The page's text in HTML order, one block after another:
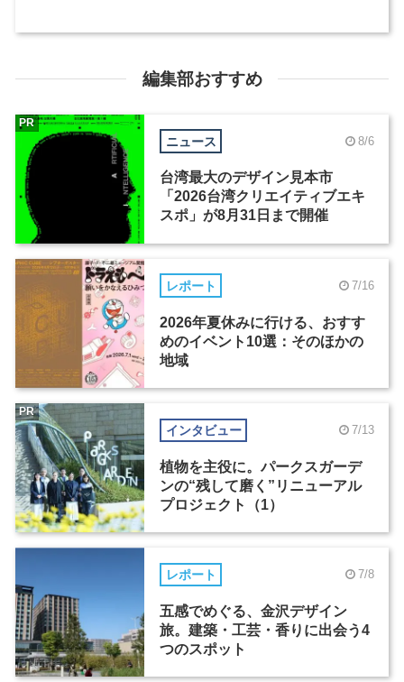
編集部おすすめ
ニュース 8/6
台湾最大のデザイン見本市
「2026台湾クリエイティブエキ
スポ」が8月31日まで開催
PR
レポート 7/16
2026年夏休みに行ける、おすす
めのイベント10選：そのほかの
地域
インタビュー 7/13
植物を主役に。パークスガーデ
ンの“残して磨く”リニューアル
プロジェクト（1）
PR
レポート 7/8
五感でめぐる、金沢デザイン
旅。建築・工芸・香りに出会う4
つのスポット